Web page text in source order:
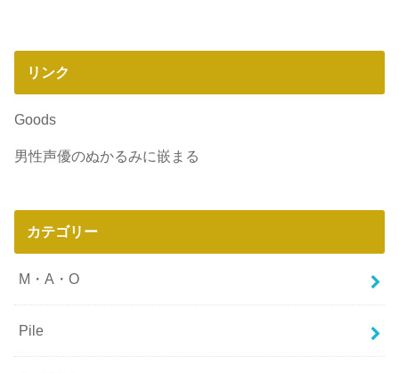
リンク
Goods
男性声優のぬかるみに嵌まる
カテゴリー
M・A・O
Pile